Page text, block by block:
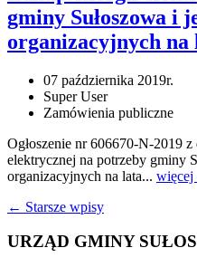
gminy Sułoszowa i
organizacyjnych na
07 października 2019r.
Super User
Zamówienia publiczne
Ogłoszenie nr 606670-N-2019
elektrycznej na potrzeby gminy
organizacyjnych na lata... więcej
← Starsze wpisy
URZĄD GMINY